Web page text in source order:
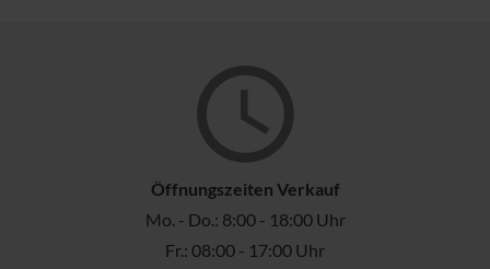
Öffnungszeiten Verkauf
Mo. - Do.: 8:00 - 18:00 Uhr
Fr.: 08:00 - 17:00 Uhr